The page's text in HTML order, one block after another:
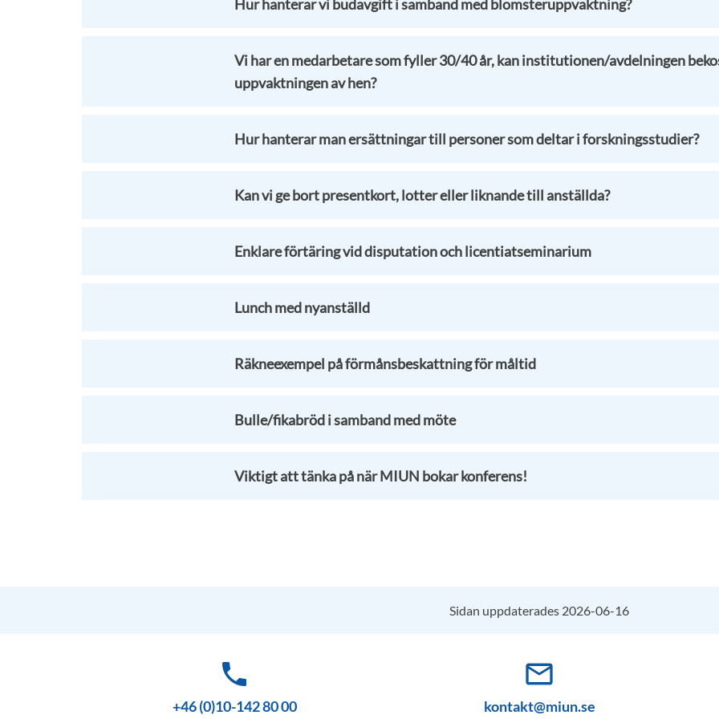
Hur hanterar vi budavgift i samband med blomsteruppvaktning?
Vi har en medarbetare som fyller 30/40 år, kan institutionen/avdelningen
uppvaktningen av hen?
Hur hanterar man ersättningar till personer som deltar i forskningsstudier?
Kan vi ge bort presentkort, lotter eller liknande till anställda?
Enklare förtäring vid disputation och licentiatseminarium
Lunch med nyanställd
Räkneexempel på förmånsbeskattning för måltid
Bulle/fikabröd i samband med möte
Viktigt att tänka på när MIUN bokar konferens!
Sidan uppdaterades 2026-06-16
phone
+46 (0)10-142 80 00
mail_outline
kontakt@miun.se